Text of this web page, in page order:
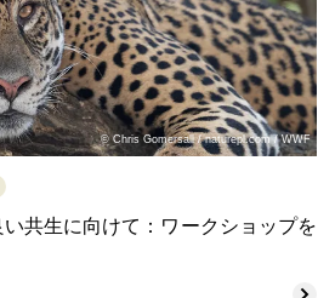
© Chris Gomersall / naturepl.com / WWF
共生に向けて：ワークショップを